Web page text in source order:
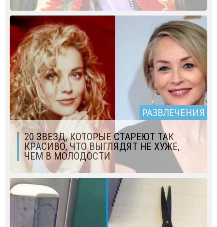
РАЗВЛЕЧЕНИЯ
20 ЗВЕЗД, КОТОРЫЕ СТАРЕЮТ ТАК
КРАСИВО, ЧТО ВЫГЛЯДЯТ НЕ ХУЖЕ,
ЧЕМ В МОЛОДОСТИ